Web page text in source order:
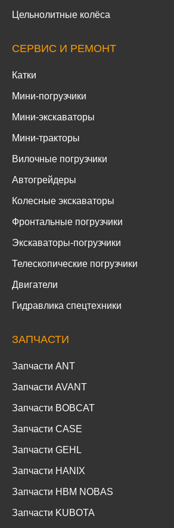
Цельнолитные колёса
СЕРВИС И РЕМОНТ
Катки
Мини-погрузчики
Мини-экскаваторы
Мини-тракторы
Вилочные погрузчики
Автогрейдеры
Колесные экскаваторы
Фронтальные погрузчики
Экскаваторы-погрузчики
Телескопические погрузчики
Двигатели
Гидравлика спецтехники
ЗАПЧАСТИ
Запчасти ANT
Запчасти AVANT
Запчасти BOBCAT
Запчасти CASE
Запчасти GEHL
Запчасти HANIX
Запчасти HBM NOBAS
Запчасти KUBOTA